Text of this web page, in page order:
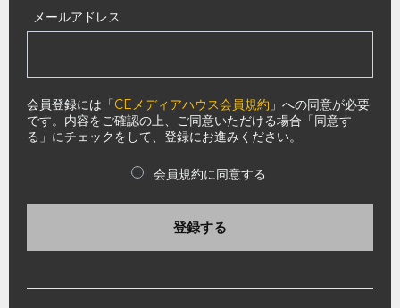
メールアドレス
会員登録には「CEメディアハウス会員規約 」への同意が必要
です。内容をご確認の上、ご同意いただける場合「同意す
る」にチェックをして、登録にお進みください。
会員規約に同意する
登録する